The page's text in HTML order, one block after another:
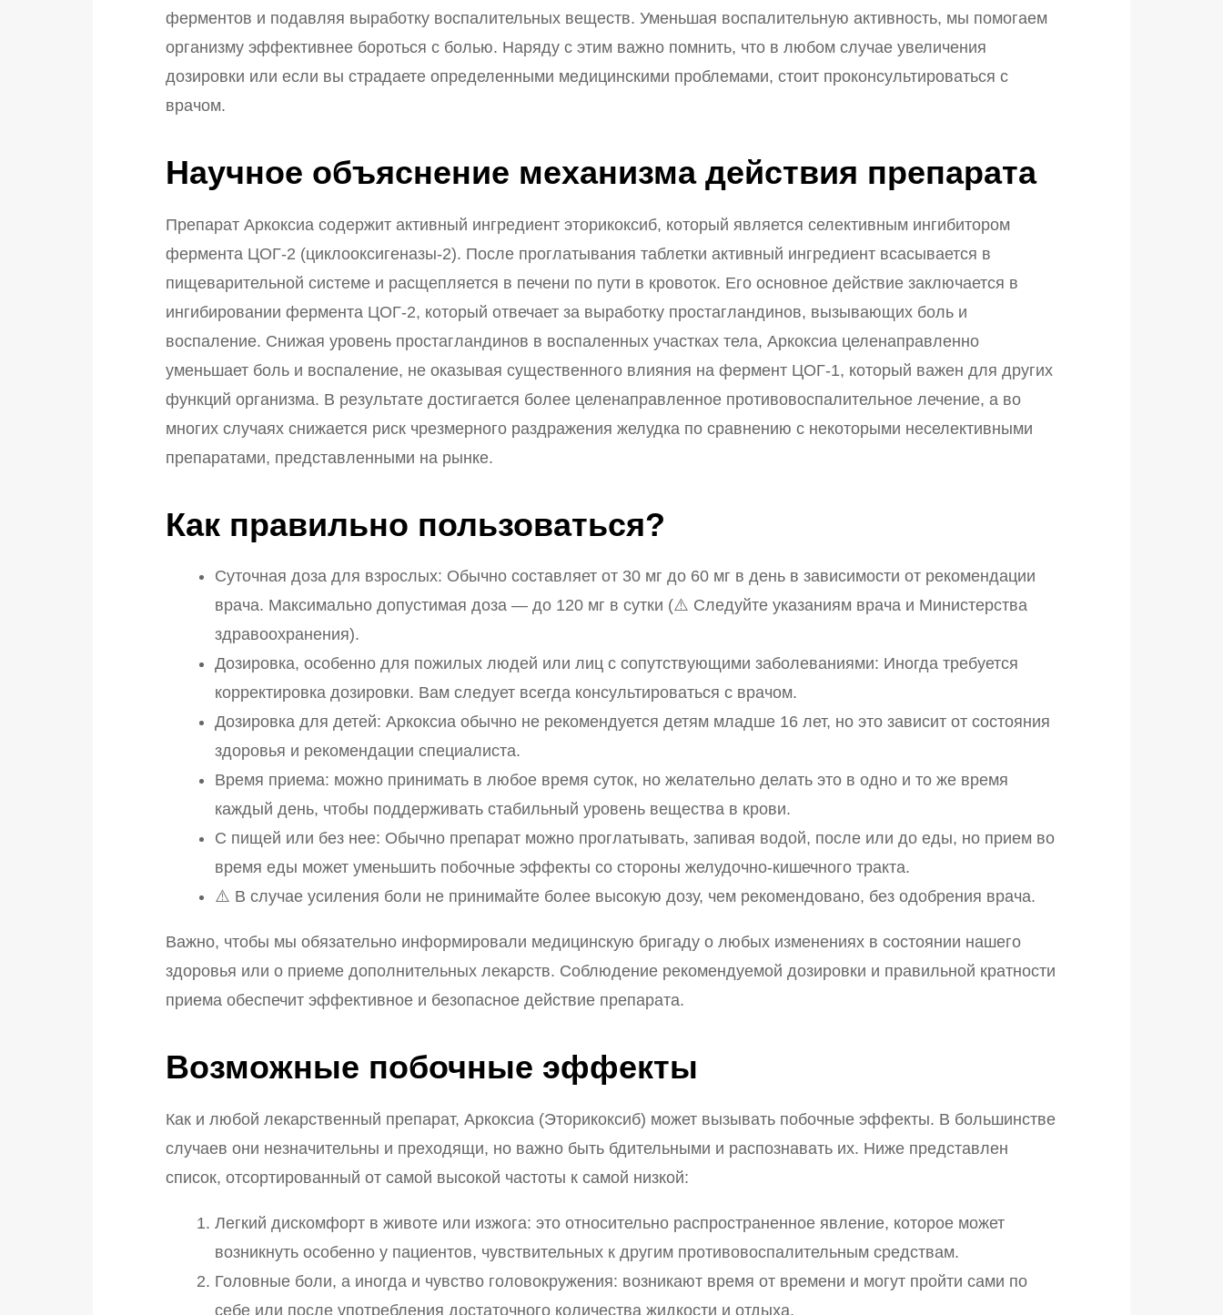
ферментов и подавляя выработку воспалительных веществ. Уменьшая воспалительную активность, мы помогаем
организму эффективнее бороться с болью. Наряду с этим важно помнить, что в любом случае увеличения
дозировки или если вы страдаете определенными медицинскими проблемами, стоит проконсультироваться с
врачом.
Научное объяснение механизма действия препарата
Препарат Аркоксиа содержит активный ингредиент эторикоксиб, который является селективным ингибитором
фермента ЦОГ-2 (циклооксигеназы-2). После проглатывания таблетки активный ингредиент всасывается в
пищеварительной системе и расщепляется в печени по пути в кровоток. Его основное действие заключается в
ингибировании фермента ЦОГ-2, который отвечает за выработку простагландинов, вызывающих боль и
воспаление. Снижая уровень простагландинов в воспаленных участках тела, Аркоксиа целенаправленно
уменьшает боль и воспаление, не оказывая существенного влияния на фермент ЦОГ-1, который важен для других
функций организма. В результате достигается более целенаправленное противовоспалительное лечение, а во
многих случаях снижается риск чрезмерного раздражения желудка по сравнению с некоторыми неселективными
препаратами, представленными на рынке.
Как правильно пользоваться?
Суточная доза для взрослых: Обычно составляет от 30 мг до 60 мг в день в зависимости от рекомендации
врача. Максимально допустимая доза — до 120 мг в сутки (⚠️ Следуйте указаниям врача и Министерства
здравоохранения).
Дозировка, особенно для пожилых людей или лиц с сопутствующими заболеваниями: Иногда требуется
корректировка дозировки. Вам следует всегда консультироваться с врачом.
Дозировка для детей: Аркоксиа обычно не рекомендуется детям младше 16 лет, но это зависит от состояния
здоровья и рекомендации специалиста.
Время приема: можно принимать в любое время суток, но желательно делать это в одно и то же время
каждый день, чтобы поддерживать стабильный уровень вещества в крови.
С пищей или без нее: Обычно препарат можно проглатывать, запивая водой, после или до еды, но прием во
время еды может уменьшить побочные эффекты со стороны желудочно-кишечного тракта.
⚠️ В случае усиления боли не принимайте более высокую дозу, чем рекомендовано, без одобрения врача.
Важно, чтобы мы обязательно информировали медицинскую бригаду о любых изменениях в состоянии нашего
здоровья или о приеме дополнительных лекарств. Соблюдение рекомендуемой дозировки и правильной кратности
приема обеспечит эффективное и безопасное действие препарата.
Возможные побочные эффекты
Как и любой лекарственный препарат, Аркоксиа (Эторикоксиб) может вызывать побочные эффекты. В большинстве
случаев они незначительны и преходящи, но важно быть бдительными и распознавать их. Ниже представлен
список, отсортированный от самой высокой частоты к самой низкой:
Легкий дискомфорт в животе или изжога: это относительно распространенное явление, которое может
возникнуть особенно у пациентов, чувствительных к другим противовоспалительным средствам.
Головные боли, а иногда и чувство головокружения: возникают время от времени и могут пройти сами по
себе или после употребления достаточного количества жидкости и отдыха.